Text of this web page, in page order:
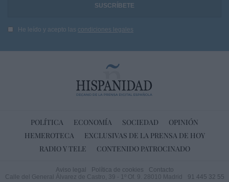
He leído y acepto las condiciones legales
POLÍTICA ECONOMÍA SOCIEDAD
OPINIÓN
HEMEROTECA
EXCLUSIVAS DE LA PRENSA DE HOY
RADIO Y TELE
CONTENIDO PATROCINADO
Aviso legal Política de cookies
Contacto
Calle del General Álvarez de Castro, 39 - 1º Of. 9. 28010 Madrid
91 445 32 55